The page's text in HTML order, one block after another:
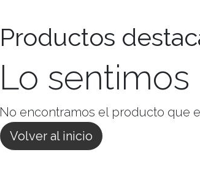
Productos
Lo sentimos
No encontramos el producto que
Volver al inicio